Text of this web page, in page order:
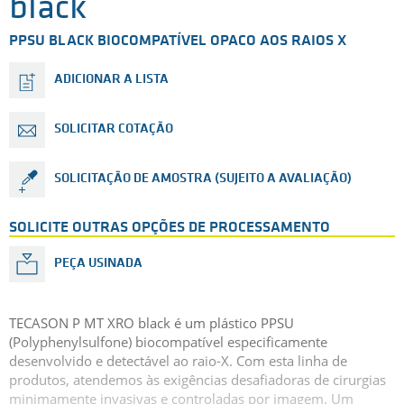
black
PPSU BLACK BIOCOMPATÍVEL OPACO AOS RAIOS X
ADICIONAR A LISTA
SOLICITAR COTAÇÃO
SOLICITAÇÃO DE AMOSTRA (SUJEITO A AVALIAÇÃO)
SOLICITE OUTRAS OPÇÕES DE PROCESSAMENTO
PEÇA USINADA
TECASON P MT XRO black é um plástico PPSU
(Polyphenylsulfone) biocompatível especificamente
desenvolvido e detectável ao raio-X. Com esta linha de
produtos, atendemos às exigências desafiadoras de cirurgias
minimamente invasivas e controladas por imagem. Um